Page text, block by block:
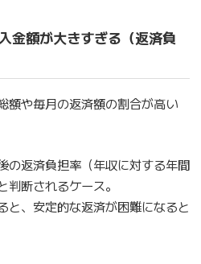
金額が大きすぎる（返済負
額や毎月の返済額の割合が高い
の返済負担率（年収に対する年間
断されるケース。
と、安定的な返済が困難になると